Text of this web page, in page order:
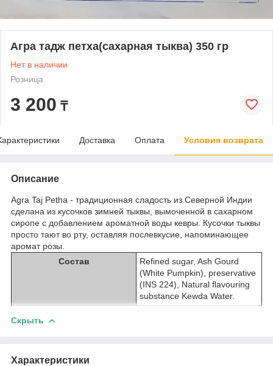
Агра тадж петха(сахарная тыква) 350 гр
Нет в наличии
Розница
3 200 ₸
Доставка Оплата Условия возврата
Описание
Agra Taj Petha - традиционная сладость из Северной Индии
сделана из кусочков зимней тыквы, вымоченной в сахарном
сиропе с добавлением ароматной воды кевры. Кусочки тыквы
просто тают во рту, оставляя послевкусие, напоминающее
аромат розы.
Состав
Refined sugar, Ash Gourd
(White Pumpkin), preservative
(INS 224), Natural flavouring
substance Kewda Water.
Скрыть
Характеристики